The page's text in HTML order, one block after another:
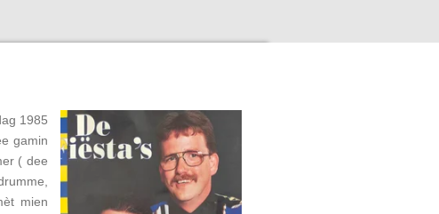
1985
gamin
( dee
mien